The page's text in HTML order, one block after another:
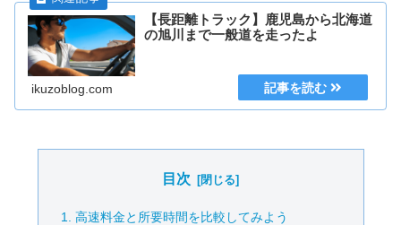
【長距離トラック】鹿児島から北海道
の旭川まで一般道を走ったよ
ikuzoblog.com
目次
高速料金と所要時間を比較してみよう